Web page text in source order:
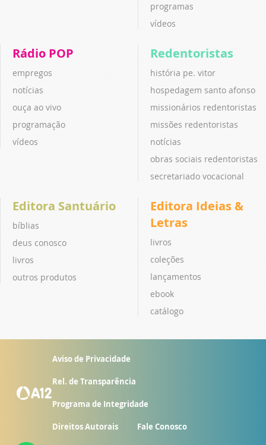
programas
vídeos
Rádio POP
empregos
notícias
ouça ao vivo
programação
vídeos
Redentoristas
história pe. vitor
hospedagem santo afonso
missionários redentoristas
missões redentoristas
notícias
obras sociais redentoristas
secretariado vocacional
Editora Santuário
bíblias
deus conosco
livros
outros produtos
Editora Ideias &
Letras
livros
coleções
lançamentos
ebook
catálogo
Aviso de Privacidade
Rel. de Transparência
Programa de Integridade
Direitos Autorais Fale Conosco